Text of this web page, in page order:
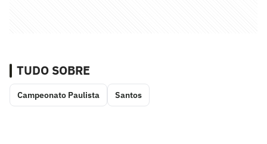
TUDO SOBRE
Campeonato Paulista Santos